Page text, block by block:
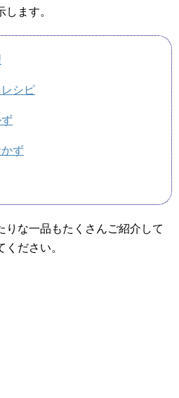
ます。
シピ
ず
りな一品もたくさんご紹介して
ださい。